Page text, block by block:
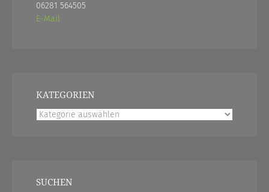
06281 564505
E-Mail
KATEGORIEN
Kategorien
SUCHEN